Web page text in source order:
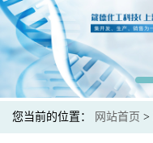
您当前的位置： 网站首页 >